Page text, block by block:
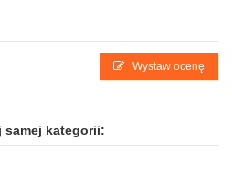
Wystaw ocenę
samej kategorii: